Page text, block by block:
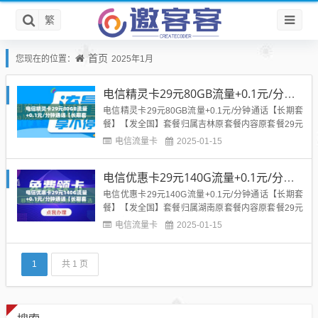
繁
您现在的位置： 首页 2025年1月
电信精灵卡29元80GB流量+0.1元/分钟通话【长期套餐】【发全国】
电信精灵卡29元80GB流量+0.1元/分钟通话【长期套
餐】【发全国】套餐归属吉林原套餐内容原套餐29元
30G定向，首月免费套餐外及其他业务资费，国内语
首月赠送30元话费，(赠款仅入网当月有效)...
电信流量卡 2025-01-15
电信优惠卡29元140G流量+0.1元/分钟通话【长期套餐】【发全国】
电信优惠卡29元140G流量+0.1元/分钟通话【长期套
餐】【发全国】套餐归属湖南原套餐内容原套餐29元
30G定向，首月按天折算套餐外及其他业务资费，国
电信流量卡 2025-01-15
1 共 1 页